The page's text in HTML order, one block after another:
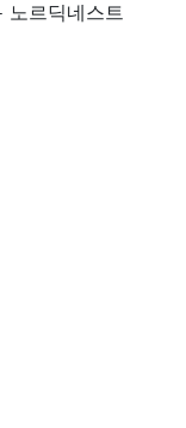
르딕네스트